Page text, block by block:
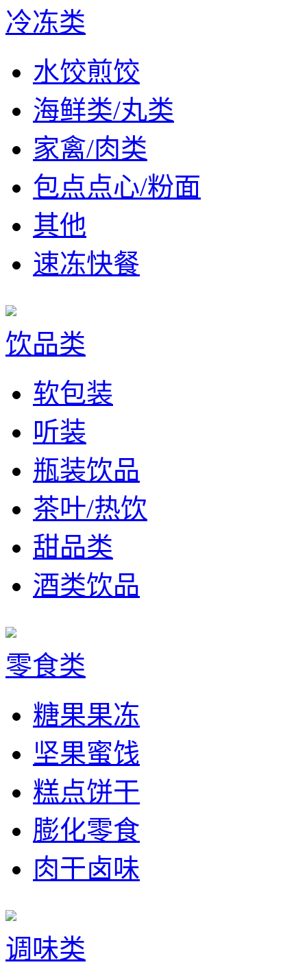
冷冻类
水饺煎饺
海鲜类/丸类
家禽/肉类
包点点心/粉面
其他
速冻快餐
饮品类
软包装
听装
瓶装饮品
茶叶/热饮
甜品类
酒类饮品
零食类
糖果果冻
坚果蜜饯
糕点饼干
膨化零食
肉干卤味
调味类